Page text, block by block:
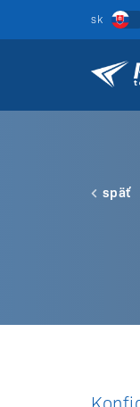
späť